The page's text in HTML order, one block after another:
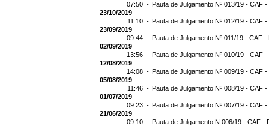
07:50 - Pauta de Julgamento Nº 013/19 - CAF -
23/10/2019
11:10 - Pauta de Julgamento Nº 012/19 - CAF
23/09/2019
09:44 - Pauta de Julgamento Nº 011/19 - CAF -
02/09/2019
13:56 - Pauta de Julgamento Nº 010/19 - CAF
12/08/2019
14:08 - Pauta de Julgamento Nº 009/19 - CAF
05/08/2019
11:46 - Pauta de Julgamento Nº 008/19 - CAF
01/07/2019
09:23 - Pauta de Julgamento Nº 007/19 - CAF
21/06/2019
09:10 - Pauta de Julgamento N 006/19 - CAF -